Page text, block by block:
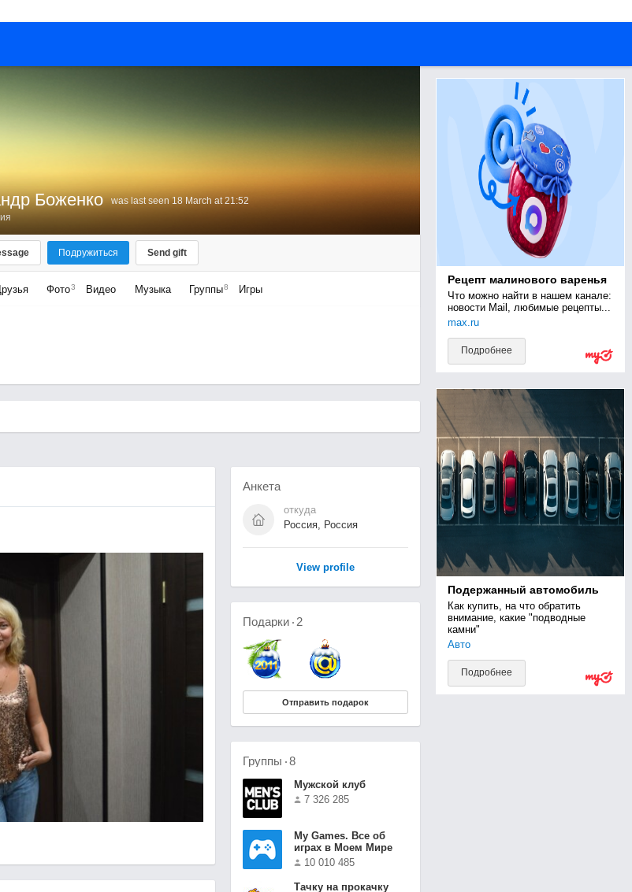
Боженко
was last seen 18 March at 21:52
Подружиться Send gift
Фото3 Видео Музыка Группы8 Игры
Анкета
откуда
Россия, Россия
View profile
Рецепт малинового варенья
Что можно найти в нашем канале:
новости Mail, любимые рецепты...
max.ru
Подробнее
Подержанный автомобиль
Как купить, на что обратить
внимание, какие "подводные
камни"
Авто
Подробнее
Подарки 2
Отправить подарок
Группы 8
Мужской клуб
7 326 285
Мy Games. Все об
играх в Моем Мире
10 010 485
Тачку на прокачку